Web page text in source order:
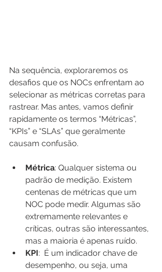
Na sequência, exploraremos os
desafios que os NOCs enfrentam ao
selecionar as métricas corretas para
rastrear. Mas antes, vamos definir
rapidamente os termos “Métricas”,
“KPIs” e “SLAs” que geralmente
causam confusão.
Métrica: Qualquer sistema ou
padrão de medição. Existem
centenas de métricas que um
NOC pode medir. Algumas são
extremamente relevantes e
críticas, outras são interessantes,
mas a maioria é apenas ruído.
KPI:  É um indicador chave de
desempenho, ou seja, uma